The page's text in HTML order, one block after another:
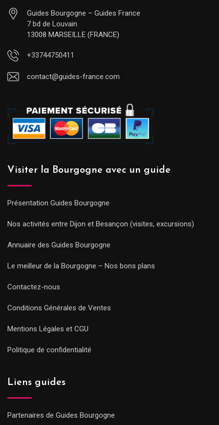
Guides Bourgogne – Guides France
7 bd de Louvain
13008 MARSEILLE (FRANCE)
+33744750411
contact@guides-france.com
Visiter la Bourgogne avec un guide
Présentation Guides Bourgogne
Nos activités entre Dijon et Besançon (visites, excursions)
Annuaire des Guides Bourgogne
Le meilleur de la Bourgogne – Nos bons plans
Contactez-nous
Conditions Générales de Ventes
Mentions Légales et CGU
Politique de confidentialité
Liens guides
Partenaires de Guides Bourgogne